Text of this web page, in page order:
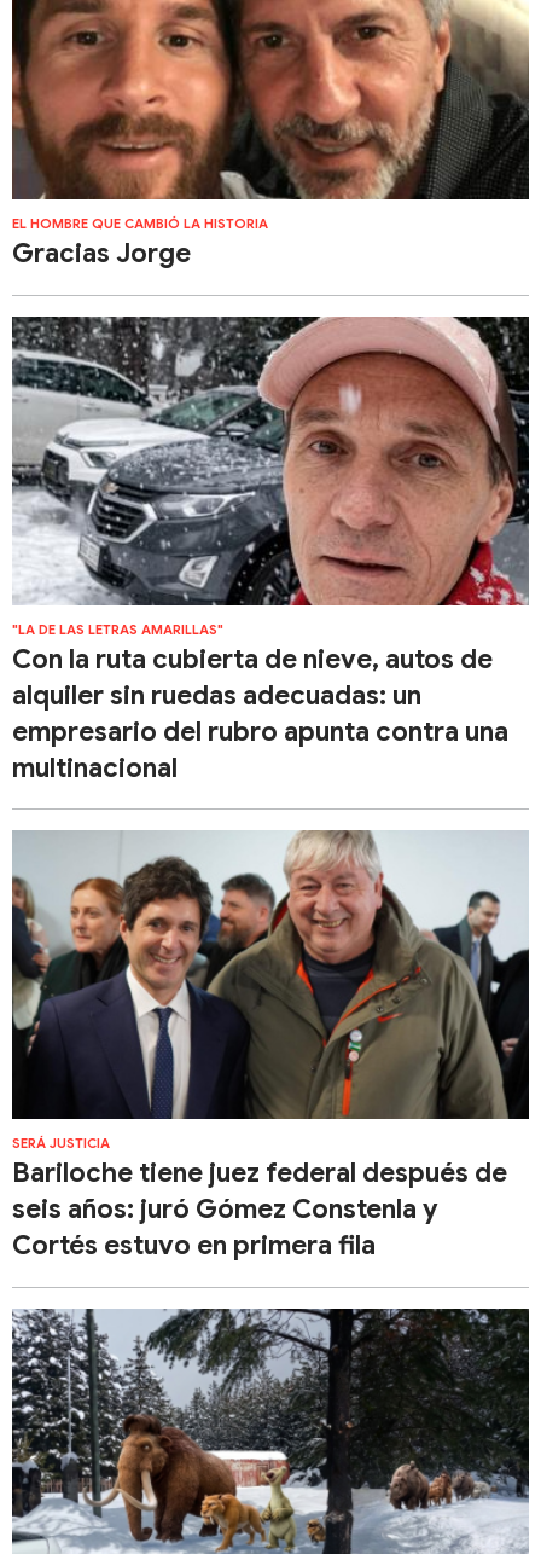
EL HOMBRE QUE CAMBIÓ LA HISTORIA
Gracias Jorge
"LA DE LAS LETRAS AMARILLAS"
Con la ruta cubierta de nieve, autos de
alquiler sin ruedas adecuadas: un
empresario del rubro apunta contra una
multinacional
SERÁ JUSTICIA
Bariloche tiene juez federal después de
seis años: juró Gómez Constenla y
Cortés estuvo en primera fila